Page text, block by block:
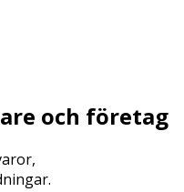
och företag